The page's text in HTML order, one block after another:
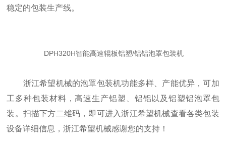
稳定的包装生产线。
DPH320H智能高速辊板铝塑/铝铝泡罩包装机
浙江希望机械的泡罩包装机功能多样、产能优异，可加
工多种包装材料，高速生产铝塑、铝铝以及铝塑铝泡罩包
装。扫描下方二维码，即可进入浙江希望机械查看各类包装
设备详细信息，浙江希望机械感谢您的支持！